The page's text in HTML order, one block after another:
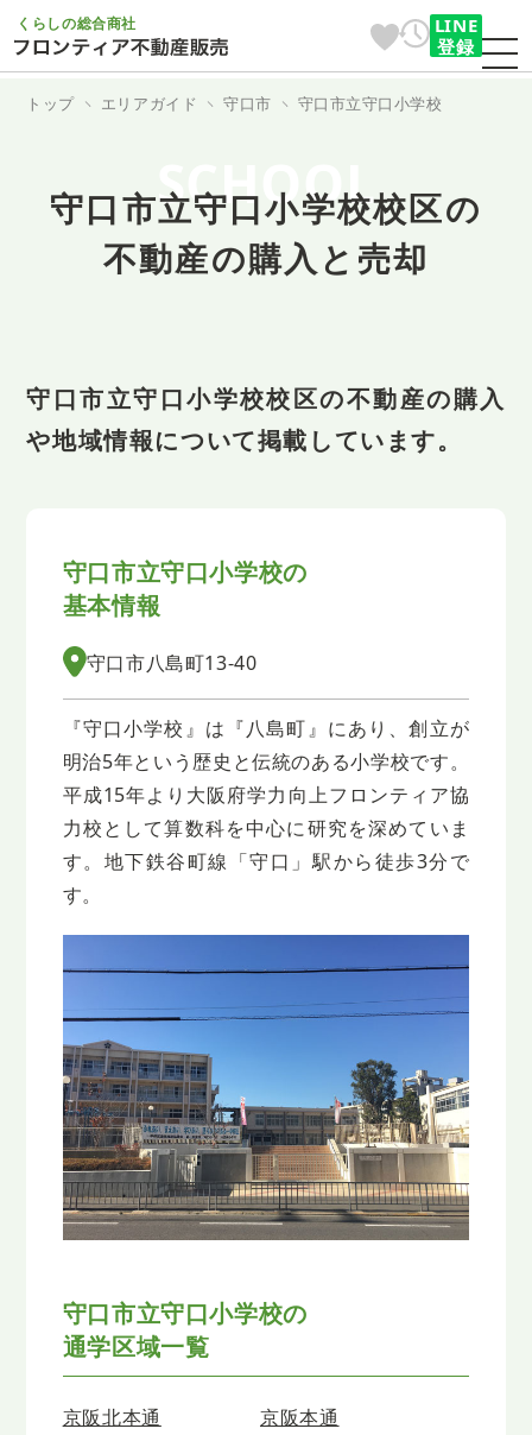
くらしの総合商社
LINE
登録
トップ エリアガイド 守口市 守口市立守口小学校
SCHOOL
守口市立守口小学校校区の
不動産の購入と売却
守口市立守口小学校校区の不動産の購入
や地域情報について掲載しています。
守口市立守口小学校の
基本情報
守口市八島町13-40
『守口小学校』は『八島町』にあり、創立が
明治5年という歴史と伝統のある小学校です。
平成15年より大阪府学力向上フロンティア協
力校として算数科を中心に研究を深めていま
す。地下鉄谷町線「守口」駅から徒歩3分で
す。
守口市立守口小学校の
通学区域一覧
京阪北本通
京阪本通